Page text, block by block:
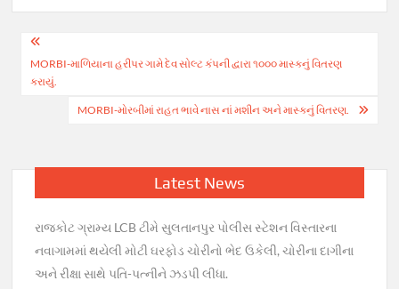
Post
navigation
MORBI-માળિયાના હરીપર ગામે દેવ સોલ્ટ કંપની દ્વારા ૧૦૦૦ માસ્કનું વિતરણ
કરાયું.
MORBI-મોરબીમાં રાહત ભાવે નાસ નાં મશીન અને માસ્કનું વિતરણ.
Latest News
રાજકોટ ગ્રામ્ય LCB ટીમે સુલતાનપુર પોલીસ સ્ટેશન વિસ્તારના
નવાગામમાં થયેલી મોટી ઘરફોડ ચોરીનો ભેદ ઉકેલી, ચોરીના દાગીના
અને રીક્ષા સાથે પતિ-પત્નીને ઝડપી લીધા.